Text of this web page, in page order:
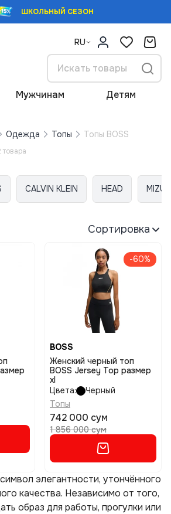
ШКОЛЬНЫЙ СЕЗОН
RU
Мужчинам Детям
Одежда Топы Топы BOSS
товара
CALVIN KLEIN HEAD
Сортировка
-60%
BOSS
Женский черный топ
BOSS Jersey Top размер
xl
Цвета:
Черный
Топы
742 000 сум
1 856 000 сум
элегантности, утончённого
качества. Независимо от того,
образ для работы, прогулки или